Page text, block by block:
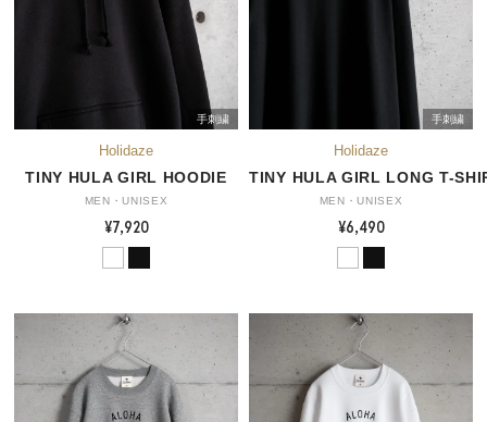
手刺繍
TINY HULA GIRL HOODIE
MEN・UNISEX
¥7,920
手刺繍
TINY HULA GIRL LONG T-
MEN・UNISEX
¥6,490